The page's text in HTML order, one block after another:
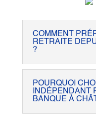
COMMENT
RETRAITE
?
POURQUOI
INDÉPENDANT
BANQUE À